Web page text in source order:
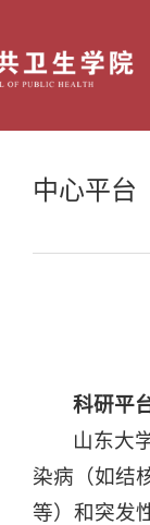
中心平台
科研平
山东大
染病（如结
等）和突发